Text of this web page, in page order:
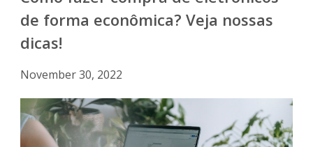
de forma econômica? Veja nossas
dicas!
November 30, 2022